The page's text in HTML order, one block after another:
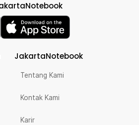
JakartaNotebook
Tentang Kami
Kontak Kami
Karir